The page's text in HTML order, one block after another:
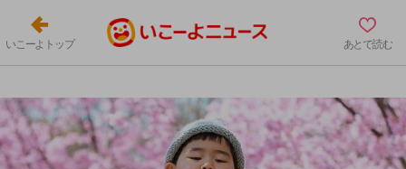
いこーよトップ あとで読む